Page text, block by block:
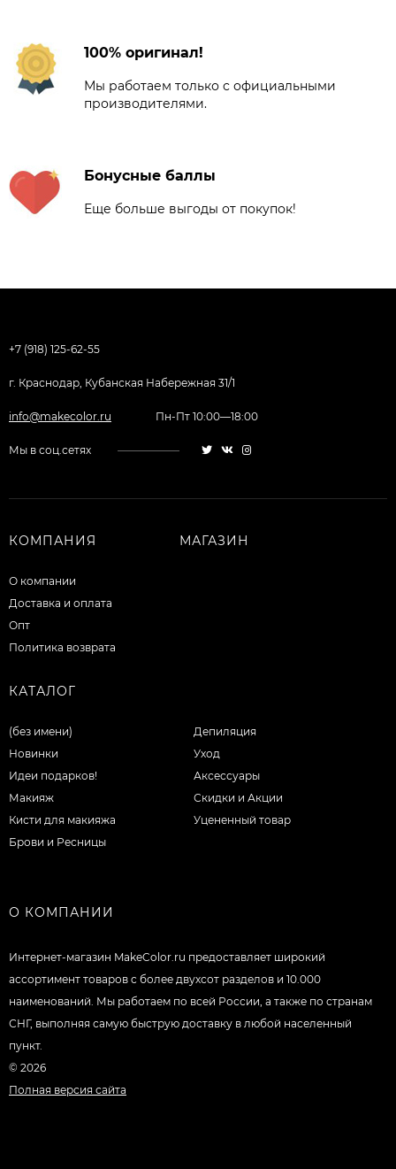
100% оригинал!
Мы работаем только с официальными
производителями.
Бонусные баллы
Еще больше выгоды от покупок!
+7 (918) 125-62-55
г. Краснодар, Кубанская Набережная 31/1
info@makecolor.ru Пн-Пт 10:00—18:00
Мы в соц.сетях
КОМПАНИЯ
О компании
Доставка и оплата
Опт
Политика возврата
МАГАЗИН
КАТАЛОГ
(без имени)
Новинки
Идеи подарков!
Макияж
Кисти для макияжа
Брови и Ресницы
Депиляция
Уход
Аксессуары
Скидки и Акции
Уцененный товар
О КОМПАНИИ
Интернет-магазин MakeColor.ru предоставляет широкий
ассортимент товаров c более двухсот разделов и 10.000
наименований. Мы работаем по всей России, а также по странам
СНГ, выполняя самую быструю доставку в любой населенный
пункт.
© 2026
Полная версия сайта